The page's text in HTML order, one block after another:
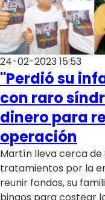
24-02-2023 15:53
"Perdió su
con raro
dinero para
operación
Martín lleva cerca de
tratamientos por la
reunir fondos, su